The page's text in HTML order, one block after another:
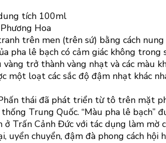
tích 100ml
Hoa
trên men (trên sứ) bằng cách
pha lê bạch có cảm giác không
vàng trở thành vàng nhạt và các màu
một loạt các sắc độ đậm nhạt khác
thái đã phát triển từ tô trên mặt
Trung Quốc. “Màu pha lê bạch”
Trấn Cảnh Đức với tác dụng làm mờ
uyển chuyển, đậm đà phong cách